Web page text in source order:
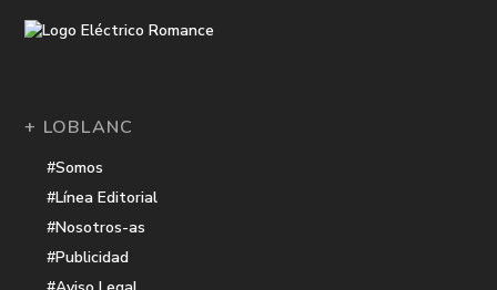
+ LOBLANC
#Somos
#Línea Editorial
#Nosotros-as
#Publicidad